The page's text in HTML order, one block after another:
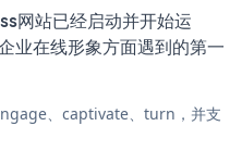
站已经启动并开始运
业在线形象方面遇到的第一
、captivate、turn，并支